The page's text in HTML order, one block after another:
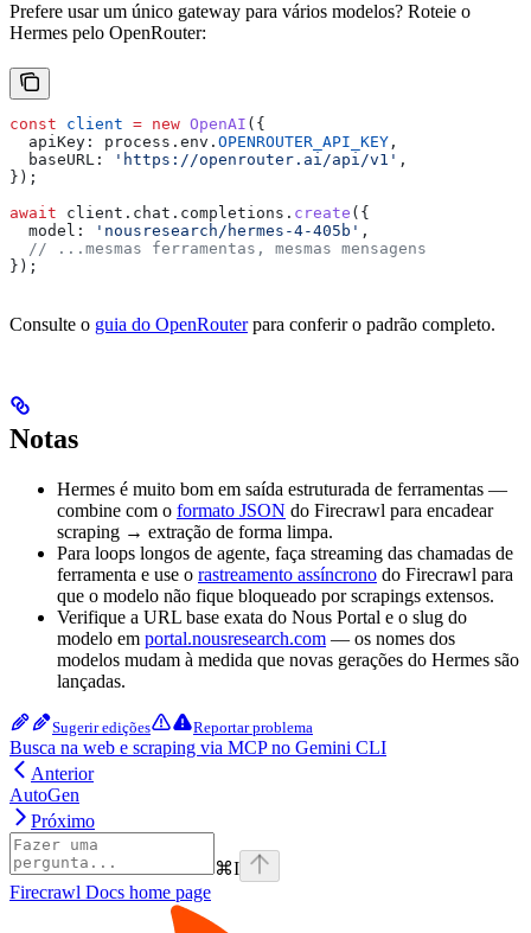
Prefere usar um único gateway para vários modelos? Roteie o
Hermes pelo OpenRouter:
const client = new OpenAI ({
  apiKey:
process . env . OPENROUTER_API_KEY ,
  baseURL:
'https://openrouter.ai/api/v1' ,
});
await client . chat . completions . create ({
  model:
'nousresearch/hermes-4-405b' ,
  // ...mesmas ferramentas, mesmas mensagens
});
Consulte o guia do OpenRouterpara conferir o padrão completo.
Notas
Hermes é muito bom em saída estruturada de ferramentas —
combine com o formato JSON do Firecrawl para encadear
scraping → extração de forma limpa.
Para loops longos de agente, faça streaming das chamadas de
ferramenta e use o rastreamento assíncrono do Firecrawl para
que o modelo não fique bloqueado por scrapings extensos.
Verifique a URL base exata do Nous Portal e o slug do
modelo em portal.nousresearch.com — os nomes dos
modelos mudam à medida que novas gerações do Hermes são
lançadas.
Sugerir edições Reportar problema
Busca na web e scraping via MCP no Gemini CLI
Anterior
AutoGen
Próximo
⌘I
Firecrawl Docs home page